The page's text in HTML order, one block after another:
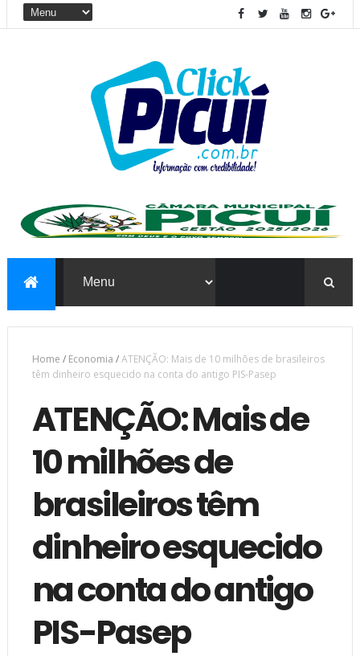
Home / Economia /ATENÇÃO: Mais de 10 milhões de brasileiros
têm dinheiro esquecido na conta do antigo PIS-Pasep
ATENÇÃO: Mais de
10 milhões de
brasileiros têm
dinheiro esquecido
na conta do antigo
PIS-Pasep